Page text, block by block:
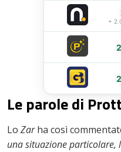
+
Le parole di
Lo Zarha così
una situazione particolare,